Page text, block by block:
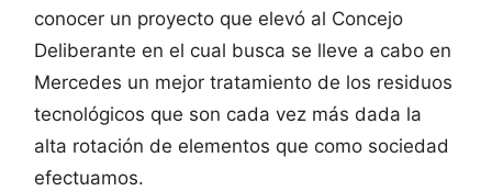
conocer un proyecto que elevó al Concejo
Deliberante en el cual busca se lleve a cabo en
Mercedes un mejor tratamiento de los residuos
tecnológicos que son cada vez más dada la
alta rotación de elementos que como sociedad
efectuamos.